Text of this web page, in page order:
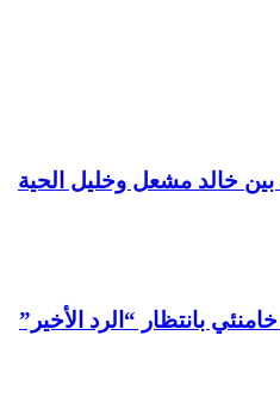
خالد مشعل وخليل الحية
بانتظار “الرد الأخير”